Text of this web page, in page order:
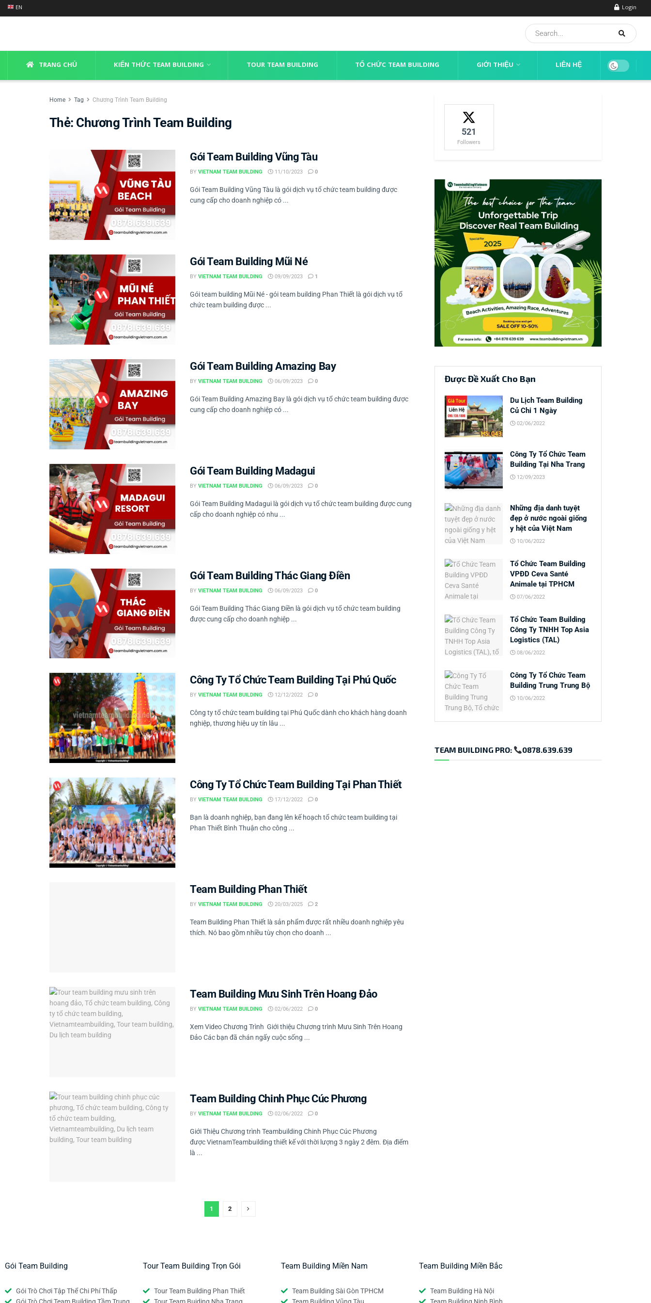
EN Login
TRANG CHỦ KIẾN THỨC TEAM BUILDING TOUR TEAM BUILDING TỔ CHỨC TEAM BUILDING GIỚI THIỆU LIÊN HỆ
Home Tag Chương Trình Team Building
Thẻ: Chương Trình Team Building
Gói Team Building Vũng Tàu
BY VIETNAM TEAM BUILDING 11/10/2023 0
Gói Team Building Vũng Tàu là gói dịch vụ tổ chức team building được
cung cấp cho doanh nghiệp có ...
Gói Team Building Mũi Né
BY VIETNAM TEAM BUILDING 09/09/2023 1
Gói team building Mũi Né - gói team building Phan Thiết là gói dịch vụ tổ
chức team building được ...
Gói Team Building Amazing Bay
BY VIETNAM TEAM BUILDING 06/09/2023 0
Gói Team Building Amazing Bay là gói dịch vụ tổ chức team building được
cung cấp cho doanh nghiệp có ...
Gói Team Building Madagui
BY VIETNAM TEAM BUILDING 06/09/2023 0
Gói Team Building Madagui là gói dịch vụ tổ chức team building được cung
cấp cho doanh nghiệp có nhu ...
Gói Team Building Thác Giang Điền
BY VIETNAM TEAM BUILDING 06/09/2023 0
Gói Team Building Thác Giang Điền là gói dịch vụ tổ chức team building
được cung cấp cho doanh nghiệp ...
Công Ty Tổ Chức Team Building Tại Phú Quốc
BY VIETNAM TEAM BUILDING 12/12/2022 0
Công ty tổ chức team building tại Phú Quốc dành cho khách hàng doanh
nghiệp, thương hiệu uy tín lâu ...
Công Ty Tổ Chức Team Building Tại Phan Thiết
BY VIETNAM TEAM BUILDING 17/12/2022 0
Bạn là doanh nghiệp, bạn đang lên kế hoạch tổ chức team building tại
Phan Thiết Bình Thuận cho công ...
Team Building Phan Thiết
BY VIETNAM TEAM BUILDING 20/03/2025 2
Team Building Phan Thiết là sản phẩm được rất nhiều doanh nghiệp yêu
thích. Nó bao gồm nhiều tùy chọn cho doanh ...
Team Building Mưu Sinh Trên Hoang Đảo
BY VIETNAM TEAM BUILDING 02/06/2022 0
Xem Video Chương Trình Giới thiệu Chương trình Mưu Sinh Trên Hoang
Đảo Các bạn đã chán ngấy cuộc sống ...
Team Building Chinh Phục Cúc Phương
BY VIETNAM TEAM BUILDING 02/06/2022 0
Giới Thiệu Chương trình Teambuilding Chinh Phục Cúc Phương
được VietnamTeambuilding thiết kế với thời lượng 3 ngày 2 đêm. Địa điểm
là ...
1 2
521
Followers
Được Đề Xuất Cho Bạn
Du Lịch Team Building
Củ Chi 1 Ngày
02/06/2022
Công Ty Tổ Chức Team
Building Tại Nha Trang
12/09/2023
Những địa danh tuyệt
đẹp ở nước ngoài giống
y hệt của Việt Nam
10/06/2022
Tổ Chức Team Building
VPĐD Ceva Santé
Animale tại TPHCM
07/06/2022
Tổ Chức Team Building
Công Ty TNHH Top Asia
Logistics (TAL)
08/06/2022
Công Ty Tổ Chức Team
Building Trung Trung Bộ
10/06/2022
TEAM BUILDING PRO: 0878.639.639
Gói Team Building
Gói Trò Chơi Tập Thể Chi Phí Thấp
Tour Team Building Trọn Gói
Tour Team Building Phan Thiết
Team Building Miền Nam
Team Building Sài Gòn TPHCM
Team Building Miền Bắc
Team Building Hà Nội